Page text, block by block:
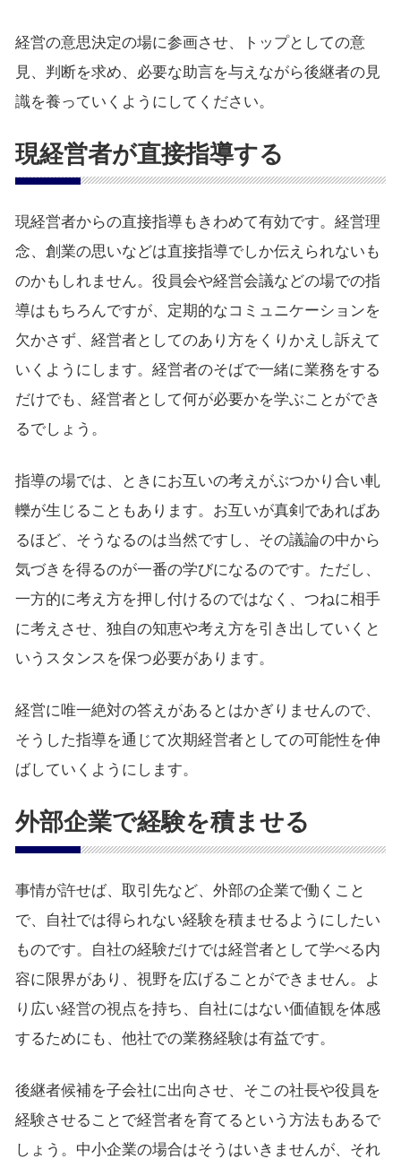
経営の意思決定の場に参画させ、トップとしての意
見、判断を求め、必要な助言を与えながら後継者の見
識を養っていくようにしてください。
現経営者が直接指導する
現経営者からの直接指導もきわめて有効です。経営理
念、創業の思いなどは直接指導でしか伝えられないも
のかもしれません。役員会や経営会議などの場での指
導はもちろんですが、定期的なコミュニケーションを
欠かさず、経営者としてのあり方をくりかえし訴えて
いくようにします。経営者のそばで一緒に業務をする
だけでも、経営者として何が必要かを学ぶことができ
るでしょう。
指導の場では、ときにお互いの考えがぶつかり合い軋
轢が生じることもあります。お互いが真剣であればあ
るほど、そうなるのは当然ですし、その議論の中から
気づきを得るのが一番の学びになるのです。ただし、
一方的に考え方を押し付けるのではなく、つねに相手
に考えさせ、独自の知恵や考え方を引き出していくと
いうスタンスを保つ必要があります。
経営に唯一絶対の答えがあるとはかぎりませんので、
そうした指導を通じて次期経営者としての可能性を伸
ばしていくようにします。
外部企業で経験を積ませる
事情が許せば、取引先など、外部の企業で働くこと
で、自社では得られない経験を積ませるようにしたい
ものです。自社の経験だけでは経営者として学べる内
容に限界があり、視野を広げることができません。よ
り広い経営の視点を持ち、自社にはない価値観を体感
するためにも、他社での業務経験は有益です。
後継者候補を子会社に出向させ、そこの社長や役員を
経験させることで経営者を育てるという方法もあるで
しょう。中小企業の場合はそうはいきませんが、それ